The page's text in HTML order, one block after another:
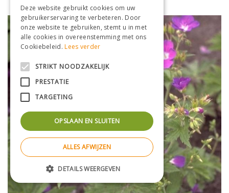
Deze website gebruikt cookies om uw
gebruikerservaring te verbeteren. Door
onze website te gebruiken, stemt u in met
alle cookies in overeenstemming met ons
Cookiebeleid.Lees verder
STRIKT NOODZAKELIJK
PRESTATIE
TARGETING
OPSLAAN EN SLUITEN
ALLES AFWIJZEN
DETAILS WEERGEVEN